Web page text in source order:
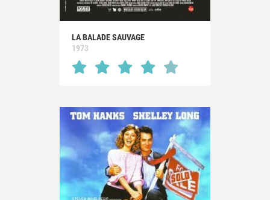
LA BALADE SAUVAGE
1973